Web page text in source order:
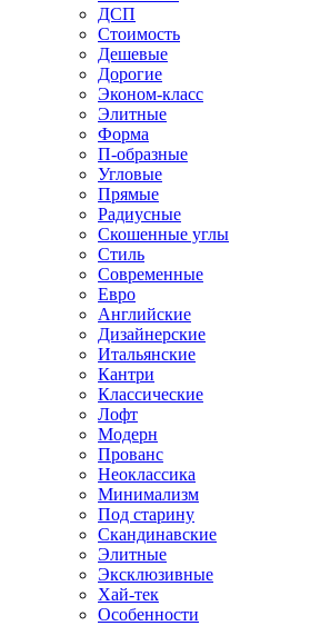
ДСП
Стоимость
Дешевые
Дорогие
Эконом-класс
Элитные
Форма
П-образные
Угловые
Прямые
Радиусные
Скошенные углы
Стиль
Современные
Евро
Английские
Дизайнерские
Итальянские
Кантри
Классические
Лофт
Модерн
Прованс
Неоклассика
Минимализм
Под старину
Скандинавские
Элитные
Эксклюзивные
Хай-тек
Особенности